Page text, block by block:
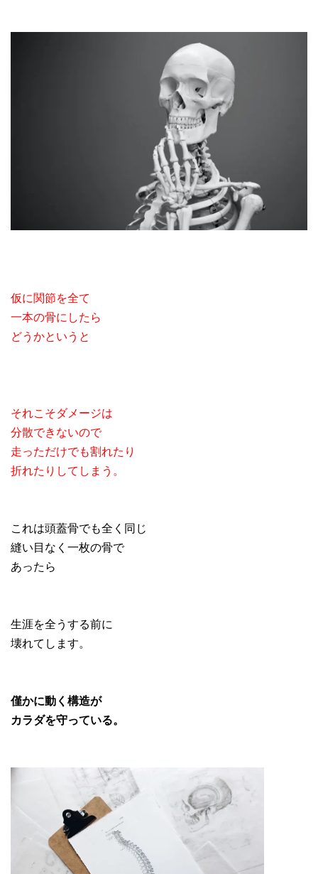
仮に関節を全て
一本の骨にしたら
どうかというと
それこそダメージは
分散できないので
走っただけでも割れたり
折れたりしてしまう。
これは頭蓋骨でも全く同じ
縫い目なく一枚の骨で
あったら
生涯を全うする前に
壊れてします。
僅かに動く構造が
カラダを守っている。